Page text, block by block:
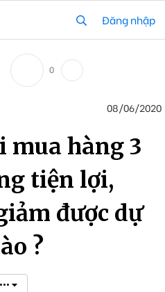
Đăng nhập
0
08/06/2020
mua hàng 3
tiện lợi,
được dự
?
•••